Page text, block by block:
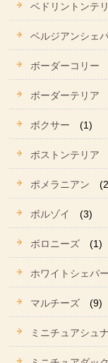
ベドリントンテ
ベルジアンシェ
ボーダーコリー
ボーダーテリア
ボクサー (1)
ボストンテリア
ポメラニアン
ボルゾイ (3)
ボロニーズ (1)
ホワイトシェパ
マルチーズ (9)
ミニチュアシュ